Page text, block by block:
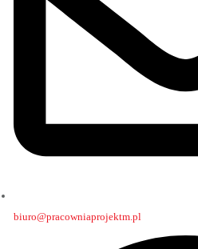
biuro@pracowniaprojektm.pl